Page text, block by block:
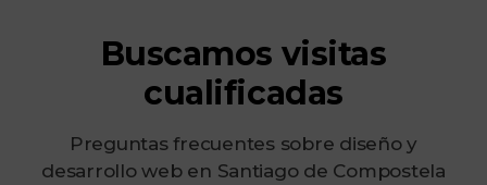
Buscamos visitas
cualificadas
Preguntas frecuentes sobre diseño y
desarrollo web en Santiago de Compostela